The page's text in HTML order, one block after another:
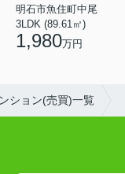
明石市魚住町中尾
3LDK (89.61㎡)
1,980万円
ション(売買)一覧